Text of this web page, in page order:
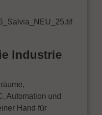
Industrie
Automation und
Hand für